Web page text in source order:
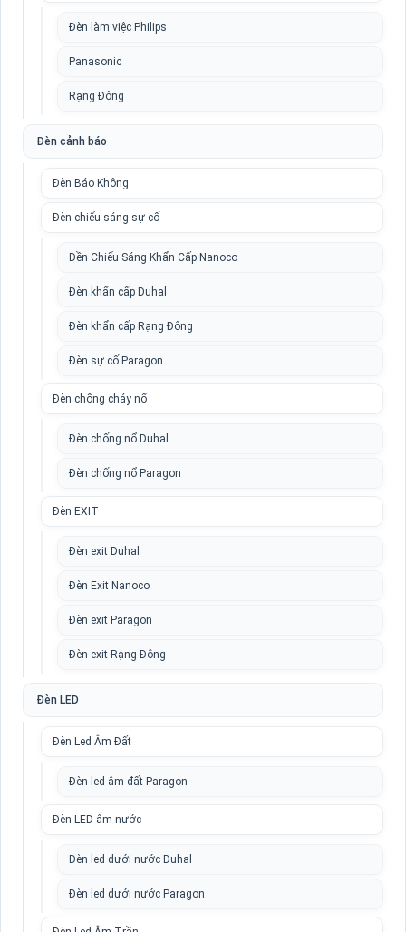
Đèn làm việc Philips
Panasonic
Rạng Đông
Đèn cảnh báo
Đèn Báo Không
Đèn chiếu sáng sự cố
Đền Chiếu Sáng Khẩn Cấp Nanoco
Đèn khẩn cấp Duhal
Đèn khẩn cấp Rạng Đông
Đèn sự cố Paragon
Đèn chống cháy nổ
Đèn chống nổ Duhal
Đèn chống nổ Paragon
Đèn EXIT
Đèn exit Duhal
Đèn Exit Nanoco
Đèn exit Paragon
Đèn exit Rạng Đông
Đèn LED
Đèn Led Âm Đất
Đèn led âm đất Paragon
Đèn LED âm nước
Đèn led dưới nước Duhal
Đèn led dưới nước Paragon